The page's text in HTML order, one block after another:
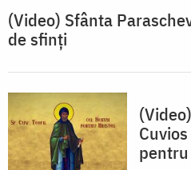
(Video) Sfânta
de sfinți